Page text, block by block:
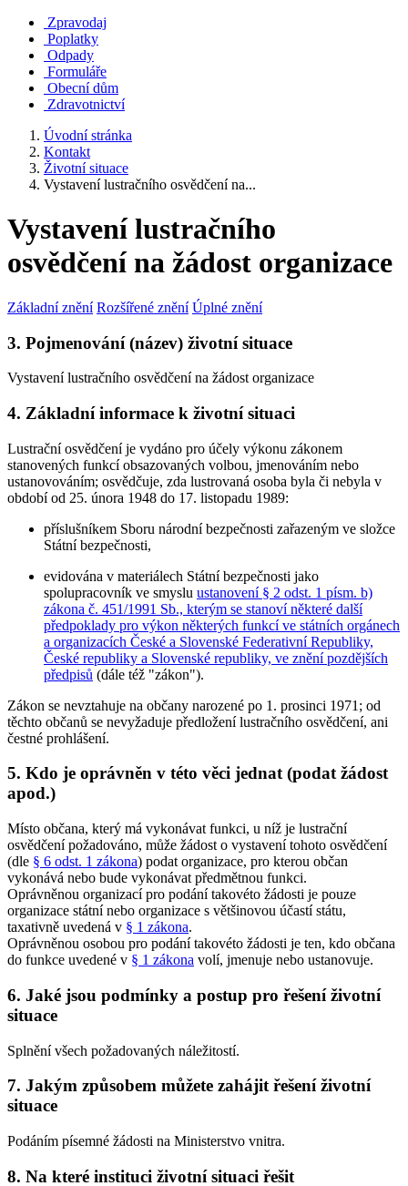
Zpravodaj
Poplatky
Odpady
Formuláře
Obecní dům
Zdravotnictví
Úvodní stránka
Kontakt
Životní situace
Vystavení lustračního osvědčení na...
Vystavení lustračního
osvědčení na žádost organizace
Základní znění Rozšířené znění Úplné znění
3. Pojmenování (název) životní situace
Vystavení lustračního osvědčení na žádost organizace
4. Základní informace k životní situaci
Lustrační osvědčení je vydáno pro účely výkonu zákonem
stanovených funkcí obsazovaných volbou, jmenováním nebo
ustanovováním; osvědčuje, zda lustrovaná osoba byla či nebyla v
období od 25. února 1948 do 17. listopadu 1989:
příslušníkem Sboru národní bezpečnosti zařazeným ve složce
Státní bezpečnosti,
evidována v materiálech Státní bezpečnosti jako
spolupracovník ve smyslu ustanovení § 2 odst. 1 písm. b)
zákona č. 451/1991 Sb., kterým se stanoví některé další
předpoklady pro výkon některých funkcí ve státních orgánech
a organizacích České a Slovenské Federativní Republiky,
České republiky a Slovenské republiky, ve znění pozdějších
předpisů (dále též "zákon").
Zákon se nevztahuje na občany narozené po 1. prosinci 1971; od
těchto občanů se nevyžaduje předložení lustračního osvědčení, ani
čestné prohlášení.
5. Kdo je oprávněn v této věci jednat (podat žádost
apod.)
Místo občana, který má vykonávat funkci, u níž je lustrační
osvědčení požadováno, může žádost o vystavení tohoto osvědčení
(dle § 6 odst. 1 zákona) podat organizace, pro kterou občan
vykonává nebo bude vykonávat předmětnou funkci.
Oprávněnou organizací pro podání takovéto žádosti je pouze
organizace státní nebo organizace s většinovou účastí státu,
taxativně uvedená v § 1 zákona.
Oprávněnou osobou pro podání takovéto žádosti je ten, kdo občana
do funkce uvedené v § 1 zákona volí, jmenuje nebo ustanovuje.
6. Jaké jsou podmínky a postup pro řešení životní
situace
Splnění všech požadovaných náležitostí.
7. Jakým způsobem můžete zahájit řešení životní
situace
Podáním písemné žádosti na Ministerstvo vnitra.
8. Na které instituci životní situaci řešit